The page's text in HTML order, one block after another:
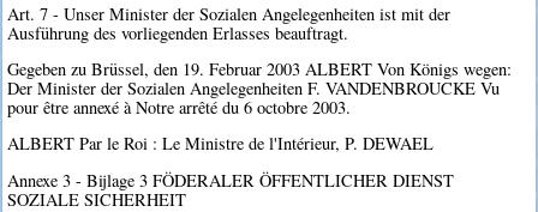
Art. 7 - Unser Minister der Sozialen Angelegenheiten ist mit der
Ausführung des vorliegenden Erlasses beauftragt.
Gegeben zu Brüssel, den 19. Februar 2003 ALBERT Von Königs wegen:
Der Minister der Sozialen Angelegenheiten F. VANDENBROUCKE Vu
pour être annexé à Notre arrêté du 6 octobre 2003.
ALBERT Par le Roi : Le Ministre de l'Intérieur, P. DEWAEL
Annexe 3 - Bijlage 3 FÖDERALER ÖFFENTLICHER DIENST
SOZIALE SICHERHEIT